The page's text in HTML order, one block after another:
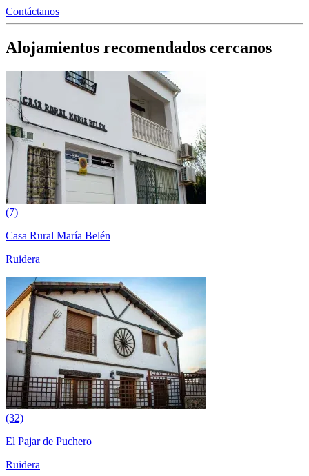
Contáctanos
Alojamientos recomendados cercanos
(7)
Casa Rural María Belén
Ruidera
(32)
El Pajar de Puchero
Ruidera